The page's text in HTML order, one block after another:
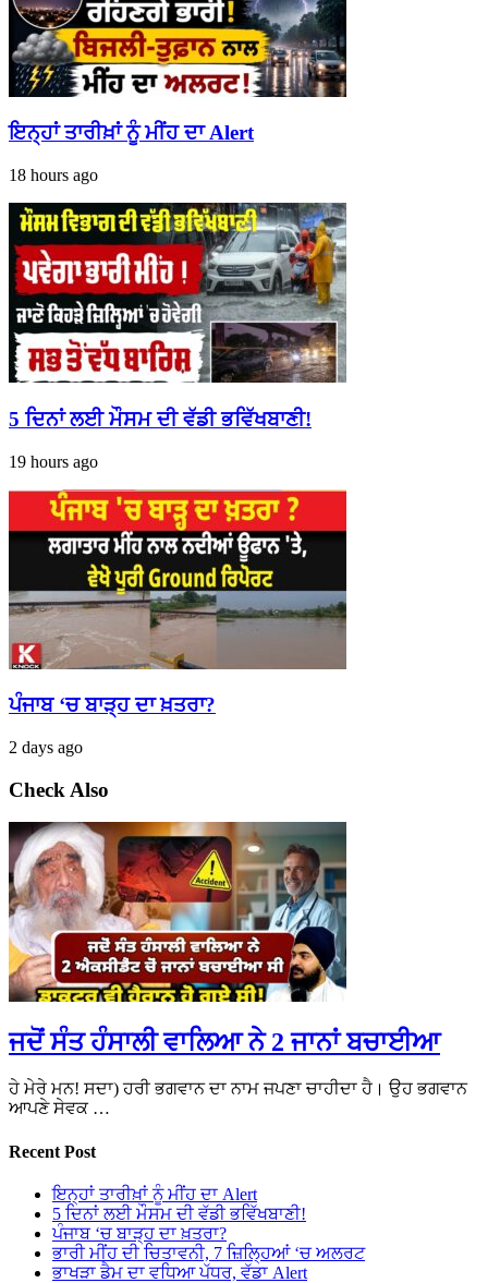
ਇਨ੍ਹਾਂ ਤਾਰੀਖ਼ਾਂ ਨੂੰ ਮੀਂਹ ਦਾ Alert
18 hours ago
5 ਦਿਨਾਂ ਲਈ ਮੌਸਮ ਦੀ ਵੱਡੀ ਭਵਿੱਖਬਾਣੀ!
19 hours ago
ਪੰਜਾਬ ‘ਚ ਬਾੜ੍ਹ ਦਾ ਖ਼ਤਰਾ?
2 days ago
Check Also
ਜਦੋਂ ਸੰਤ ਹੰਸਾਲੀ ਵਾਲਿਆ ਨੇ 2 ਜਾਨਾਂ ਬਚਾਈਆ
ਹੇ ਮੇਰੇ ਮਨ! ਸਦਾ) ਹਰੀ ਭਗਵਾਨ ਦਾ ਨਾਮ ਜਪਣਾ ਚਾਹੀਦਾ ਹੈ। ਉਹ ਭਗਵਾਨ
ਆਪਣੇ ਸੇਵਕ …
Recent Post
ਇਨ੍ਹਾਂ ਤਾਰੀਖ਼ਾਂ ਨੂੰ ਮੀਂਹ ਦਾ Alert
5 ਦਿਨਾਂ ਲਈ ਮੌਸਮ ਦੀ ਵੱਡੀ ਭਵਿੱਖਬਾਣੀ!
ਪੰਜਾਬ ‘ਚ ਬਾੜ੍ਹ ਦਾ ਖ਼ਤਰਾ?
ਭਾਰੀ ਮੀਂਹ ਦੀ ਚਿਤਾਵਨੀ, 7 ਜ਼ਿਲ੍ਹਿਆਂ ‘ਚ ਅਲਰਟ
ਭਾਖੜਾ ਡੈਮ ਦਾ ਵਧਿਆ ਪੱਧਰ, ਵੱਡਾ Alert